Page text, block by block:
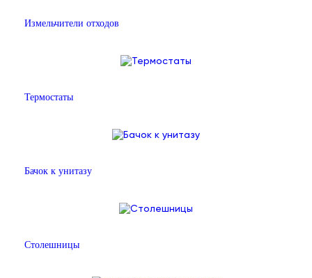
Измельчители отходов
Термостаты
Бачок к унитазу
Столешницы